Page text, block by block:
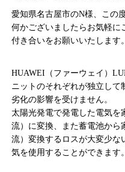
愛知県名古屋市のN様、この
何かございましたらお気軽に
付き合いをお願いいたします。
HUAWEI（ファーウェイ）
ニットのそれぞれが独立し
劣化の影響を受けません。
太陽光発電で発電した電気
流）に変換、また蓄電池から
流）変換するロスが大変少な
気を使用することができます。